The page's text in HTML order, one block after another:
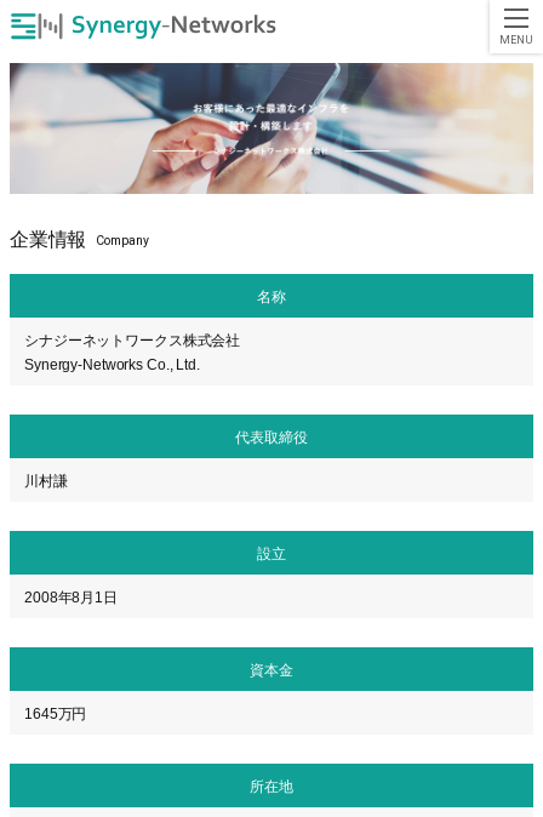
企業情報 Company
名称
シナジーネットワークス株式会社
Synergy-Networks Co., Ltd.
代表取締役
川村謙
設立
2008年8月1日
資本金
1645万円
所在地